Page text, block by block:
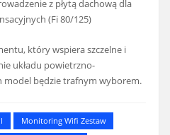
z płytą dachową dla
(Fi 80/125)
który wspiera szczelne i
układu powietrzno-
model będzie trafnym wyborem.
Monitoring Wifi Zestaw